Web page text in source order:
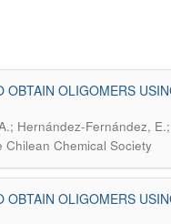
OLIGOMERS
Hernández-Fernández,
Chemical Society
OLIGOMERS